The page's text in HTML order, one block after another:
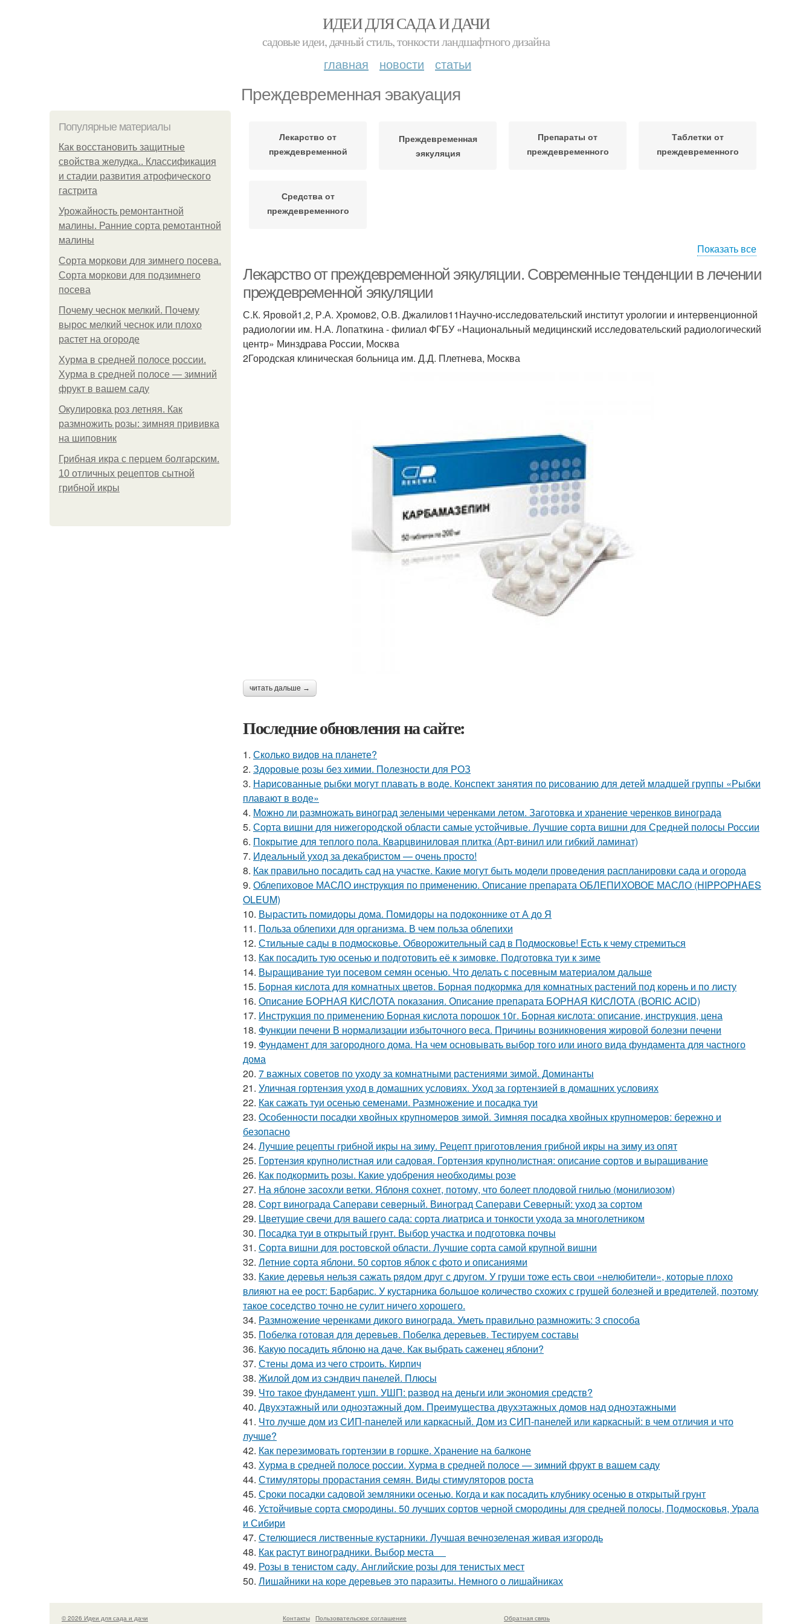
ИДЕИ ДЛЯ САДА И ДАЧИ
садовые идеи, дачный стиль, тонкости ландшафтного дизайна
главная новости статьи
Преждевременная эвакуация
Популярные материалы
Как восстановить защитные
свойства желудка.. Классификация
и стадии развития атрофического
гастрита
Урожайность ремонтантной
малины. Ранние сорта ремотантной
малины
Сорта моркови для зимнего посева.
Сорта моркови для подзимнего
посева
Почему чеснок мелкий. Почему
вырос мелкий чеснок или плохо
растет на огороде
Хурма в средней полосе россии.
Хурма в средней полосе — зимний
фрукт в вашем саду
Окулировка роз летняя. Как
размножить розы: зимняя прививка
на шиповник
Грибная икра с перцем болгарским.
10 отличных рецептов сытной
грибной икры
Лекарство от
преждевременной
Преждевременная
эякуляция
Препараты от
преждевременного
Таблетки от
преждевременного
Средства от
преждевременного
Показать все
Лекарство от преждевременной эякуляции. Современные тенденции в лечении
преждевременной эякуляции
С.К. Яровой1,2, Р.А. Хромов2, О.В. Джалилов11Научно-исследовательский институт урологии и интервенционной
радиологии им. Н.А. Лопаткина - филиал ФГБУ «Национальный медицинский исследовательский радиологический
центр» Минздрава России, Москва
2Городская клиническая больница им. Д.Д. Плетнева, Москва
читать дальше →
Последние обновления на сайте:
1. Сколько видов на планете?
2. Здоровые розы без химии. Полезности для РОЗ
3. Нарисованные рыбки могут плавать в воде. Конспект занятия по рисованию для детей младшей группы «Рыбки
плавают в воде»
4. Можно ли размножать виноград зелеными черенками летом. Заготовка и хранение черенков винограда
5. Сорта вишни для нижегородской области самые устойчивые. Лучшие сорта вишни для Средней полосы России
6. Покрытие для теплого пола. Кварцвиниловая плитка (Арт-винил или гибкий ламинат)
7. Идеальный уход за декабристом — очень просто!
8. Как правильно посадить сад на участке. Какие могут быть модели проведения распланировки сада и огорода
9. Облепиховое МАСЛО инструкция по применению. Описание препарата ОБЛЕПИХОВОЕ МАСЛО (HIPPOPHAES
OLEUM)
10. Вырастить помидоры дома. Помидоры на подоконнике от А до Я
11. Польза облепихи для организма. В чем польза облепихи
12. Стильные сады в подмосковье. Обворожительный сад в Подмосковье! Есть к чему стремиться
13. Как посадить тую осенью и подготовить её к зимовке. Подготовка туи к зиме
14. Выращивание туи посевом семян осенью. Что делать с посевным материалом дальше
15. Борная кислота для комнатных цветов. Борная подкормка для комнатных растений под корень и по листу
16. Описание БОРНАЯ КИСЛОТА показания. Описание препарата БОРНАЯ КИСЛОТА (BORIC ACID)
17. Инструкция по применению Борная кислота порошок 10г. Борная кислота: описание, инструкция, цена
18. Функции печени В нормализации избыточного веса. Причины возникновения жировой болезни печени
19. Фундамент для загородного дома. На чем основывать выбор того или иного вида фундамента для частного
дома
20. 7 важных советов по уходу за комнатными растениями зимой. Доминанты
21. Уличная гортензия уход в домашних условиях. Уход за гортензией в домашних условиях
22. Как сажать туи осенью семенами. Размножение и посадка туи
23. Особенности посадки хвойных крупномеров зимой. Зимняя посадка хвойных крупномеров: бережно и
безопасно
24. Лучшие рецепты грибной икры на зиму. Рецепт приготовления грибной икры на зиму из опят
25. Гортензия крупнолистная или садовая. Гортензия крупнолистная: описание сортов и выращивание
26. Как подкормить розы. Какие удобрения необходимы розе
27. На яблоне засохли ветки. Яблоня сохнет, потому, что болеет плодовой гнилью (монилиозом)
28. Сорт винограда Саперави северный. Виноград Саперави Северный: уход за сортом
29. Цветущие свечи для вашего сада: сорта лиатриса и тонкости ухода за многолетником
30. Посадка туи в открытый грунт. Выбор участка и подготовка почвы
31. Сорта вишни для ростовской области. Лучшие сорта самой крупной вишни
32. Летние сорта яблони. 50 сортов яблок с фото и описаниями
33. Какие деревья нельзя сажать рядом друг с другом. У груши тоже есть свои «нелюбители», которые плохо
влияют на ее рост: Барбарис. У кустарника большое количество схожих с грушей болезней и вредителей, поэтому
такое соседство точно не сулит ничего хорошего.
34. Размножение черенками дикого винограда. Уметь правильно размножить: 3 способа
35. Побелка готовая для деревьев. Побелка деревьев. Тестируем составы
36. Какую посадить яблоню на даче. Как выбрать саженец яблони?
37. Стены дома из чего строить. Кирпич
38. Жилой дом из сэндвич панелей. Плюсы
39. Что такое фундамент ушп. УШП: развод на деньги или экономия средств?
40. Двухэтажный или одноэтажный дом. Преимущества двухэтажных домов над одноэтажными
41. Что лучше дом из СИП-панелей или каркасный. Дом из СИП-панелей или каркасный: в чем отличия и что
лучше?
42. Как перезимовать гортензии в горшке. Хранение на балконе
43. Хурма в средней полосе россии. Хурма в средней полосе — зимний фрукт в вашем саду
44. Стимуляторы прорастания семян. Виды стимуляторов роста
45. Сроки посадки садовой земляники осенью. Когда и как посадить клубнику осенью в открытый грунт
46. Устойчивые сорта смородины. 50 лучших сортов черной смородины для средней полосы, Подмосковья, Урала
и Сибири
47. Стелющиеся лиственные кустарники. Лучшая вечнозеленая живая изгородь
48. Как растут виноградники. Выбор места
49. Розы в тенистом саду. Английские розы для тенистых мест
50. Лишайники на коре деревьев это паразиты. Немного о лишайниках
© 2026 Идеи для сада и дачи Контакты Пользовательское соглашение Обратная связь